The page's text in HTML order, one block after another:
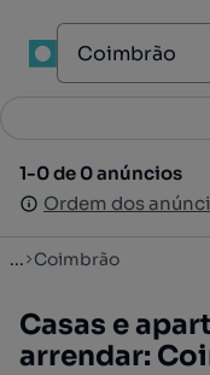
1-0 de 0 anúncios
Ordem dos
1-0 de 0 anúncios
Ordem dos
... Coimbrão
Casas e
arrendar: